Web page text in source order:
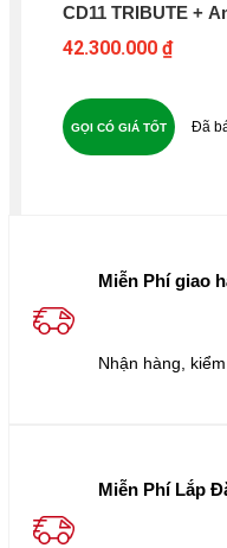
CD11 TRIBUTE +
ROTE A11 TRIBUTE
DIAMON 12.2 - B16
42.300.000 ₫
GỌI CÓ GIÁ TỐT
Miễn Phí giao
Nhận hàng,
Miễn Phí Lắp